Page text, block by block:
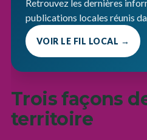
Retrouvez les dernières
publications locales réunis
VOIR LE FIL LOCAL →
Trois façons
territoire